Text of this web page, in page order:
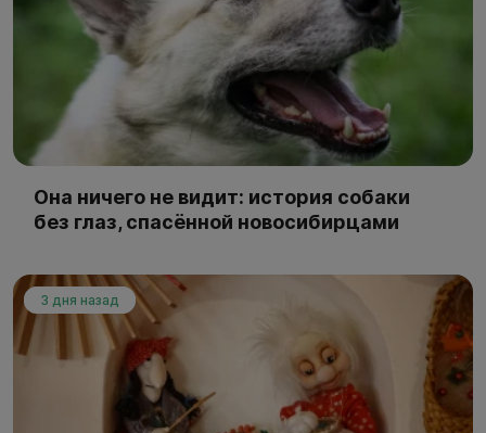
Она ничего не видит: история собаки
без глаз, спасённой новосибирцами
3 дня назад